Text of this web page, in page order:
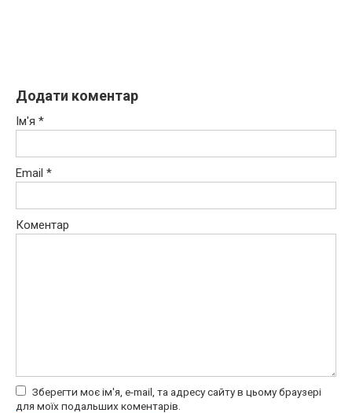
Додати коментар
Ім'я *
Email *
Коментар
Зберегти моє ім'я, e-mail, та адресу сайту в цьому браузері
для моїх подальших коментарів.